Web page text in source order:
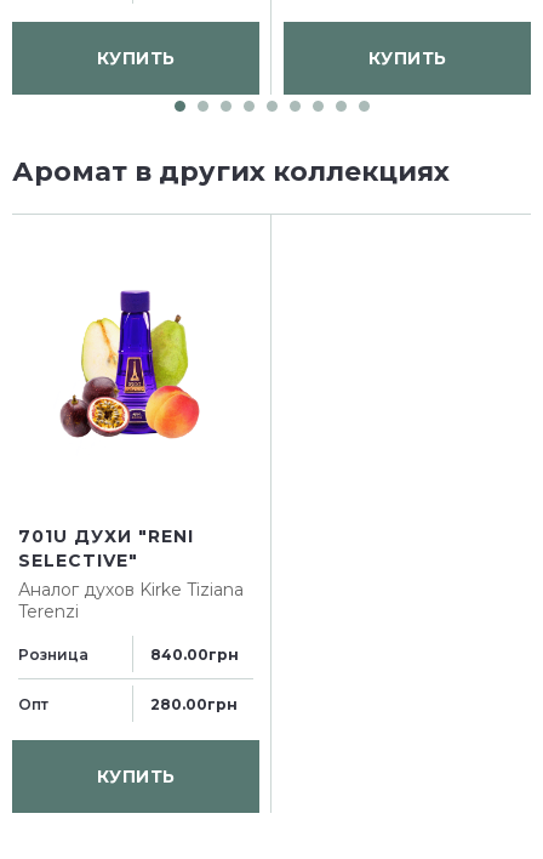
КУПИТЬ КУПИТЬ
Аромат в других коллекциях
701U ДУХИ "RENI
SELECTIVE"
Аналог духов Kirke Tiziana
Terenzi
Розница 840.00грн
Опт 280.00грн
КУПИТЬ